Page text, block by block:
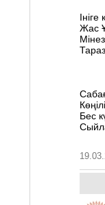
Жас
Бес